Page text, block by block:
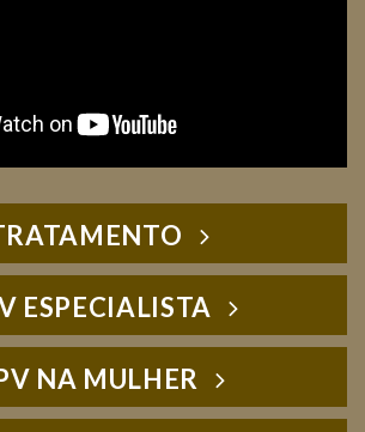
ESPECIALISTA
NA MULHER